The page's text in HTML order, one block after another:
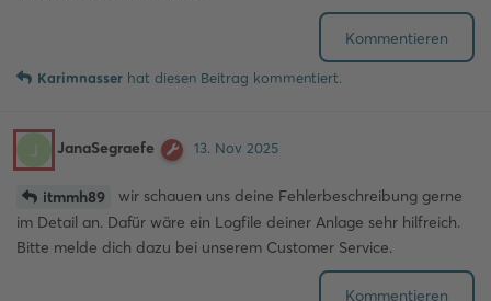
Kommentieren
Karimnasser hat diesen Beitrag kommentiert.
J JanaSegraefe 13. Nov 2025
itmmh89
wir schauen uns deine Fehlerbeschreibung gerne
im Detail an. Dafür wäre ein Logfile deiner Anlage sehr hilfreich.
Bitte melde dich dazu bei unserem Customer Service.
Kommentieren